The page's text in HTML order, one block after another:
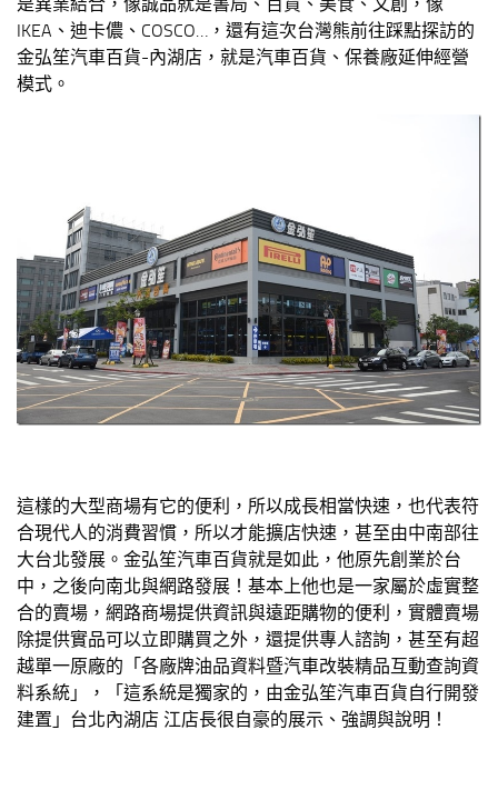
IKEA、迪卡儂、COSCO…，還有這次台灣熊前往踩點探訪的
金弘笙汽車百貨-內湖店，就是汽車百貨、保養廠延伸經營
模式。
這樣的大型商場有它的便利，所以成長相當快速，也代表符
合現代人的消費習慣，所以才能擴店快速，甚至由中南部往
大台北發展。金弘笙汽車百貨就是如此，他原先創業於台
中，之後向南北與網路發展！基本上他也是一家屬於虛實整
合的賣場，網路商場提供資訊與遠距購物的便利，實體賣場
除提供實品可以立即購買之外，還提供專人諮詢，甚至有超
越單一原廠的「各廠牌油品資料暨汽車改裝精品互動查詢資
料系統」，「這系統是獨家的，由金弘笙汽車百貨自行開發
建置」台北內湖店 江店長很自豪的展示、強調與說明！